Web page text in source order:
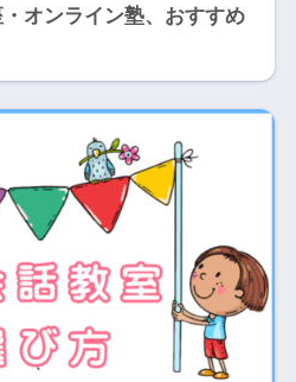
オンライン塾、おすすめ